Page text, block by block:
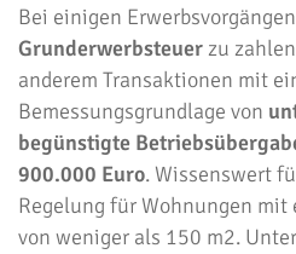
Bei einigen
Grunderwerbsteuerzu
anderem Transaktionen mit
Bemessungsgrundlage von
begünstigte
900.000 Euro. Wissenswert
Regelung für Wohnungen
von weniger als 150 m2.